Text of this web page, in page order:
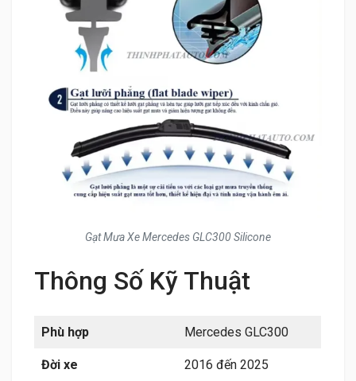
Gạt Mưa Xe Mercedes GLC300 Silicone
Thông Số Kỹ Thuật
Phù hợp Mercedes GLC300
Đời xe 2016 đến 2025